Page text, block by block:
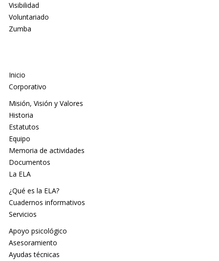
Visibilidad
Voluntariado
Zumba
Inicio
Corporativo
Misión, Visión y Valores
Historia
Estatutos
Equipo
Memoria de actividades
Documentos
La ELA
¿Qué es la ELA?
Cuadernos informativos
Servicios
Apoyo psicológico
Asesoramiento
Ayudas técnicas